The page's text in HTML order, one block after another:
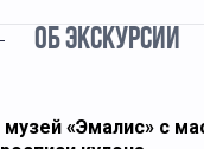
ОБ ЭКСКУРСИИ
музей «Эмалис» с